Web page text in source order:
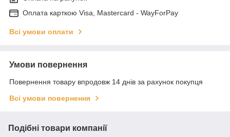
Оплата карткою Visa, Mastercard - WayForPay
Всі умови оплати
Умови повернення
Повернення товару впродовж 14 днів за рахунок покупця
Всі умови повернення
Подібні товари компанії